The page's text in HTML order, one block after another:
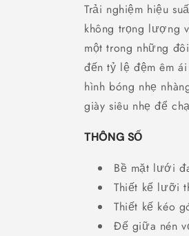
Trải nghiệm hiệu
không trọng lượng
một trong những
đến tỷ lệ đệm êm
hình bóng nhẹ
giày siêu nhẹ để
THÔNG SỐ
Bề mặt lưới
Thiết kế lưỡi
Thiết kế kéo
Đế giữa nén